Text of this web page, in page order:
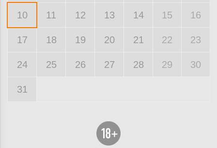
10 11 12 13 14 15 16
17 18 19 20 21 22 23
24 25 26 27 28 29 30
31